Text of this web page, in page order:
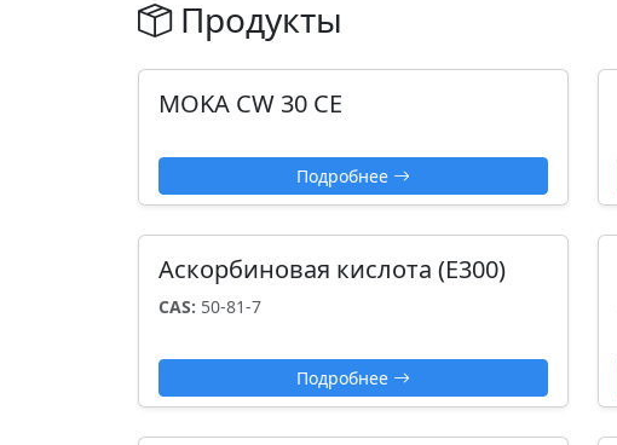
Продукты
MOKA CW 30 CE
Подробнее
Аскорбиновая кислота (Е300)
CAS: 50-81-7
Подробнее